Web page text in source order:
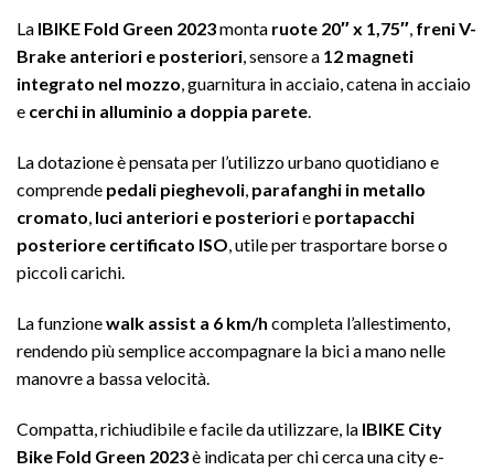
La IBIKE Fold Green 2023monta ruote 20″ x 1,75″, freni V-
Brake anteriori e posteriori, sensore a 12 magneti
integrato nel mozzo, guarnitura in acciaio, catena in acciaio
e cerchi in alluminio a doppia parete.
La dotazione è pensata per l’utilizzo urbano quotidiano e
comprende pedali pieghevoli, parafanghi in metallo
cromato, luci anteriori e posteriorie portapacchi
posteriore certificato ISO, utile per trasportare borse o
piccoli carichi.
La funzionewalk assist a 6 km/h completa l’allestimento,
rendendo più semplice accompagnare la bici a mano nelle
manovre a bassa velocità.
Compatta, richiudibile e facile da utilizzare, la IBIKE City
Bike Fold Green 2023è indicata per chi cerca una city e-